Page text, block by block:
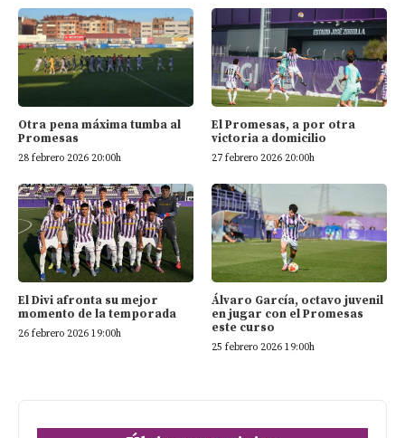
Otra pena máxima tumba al
Promesas
28 febrero 2026 20:00h
El Promesas, a por otra
victoria a domicilio
27 febrero 2026 20:00h
El Divi afronta su mejor
momento de la temporada
26 febrero 2026 19:00h
Álvaro García, octavo juvenil
en jugar con el Promesas
este curso
25 febrero 2026 19:00h